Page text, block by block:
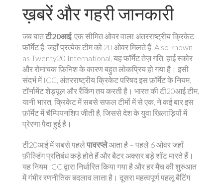
ख़बरें और गहरी जानकारी
जब बातटी20आई, एक सीमित ओवर वाला अंतरराष्ट्रीय क्रिकेट
फॉर्मेट है, जहाँ प्रत्येक टीम को 20 ओवर मिलते हैं. Also known
as Twenty20 International, यह फॉर्मेट तेज़ गति, हाई स्कोर
और रोमांचक फ़िनिश के कारण बहुत लोकप्रिय हो गया है। इसी
संदर्भ में ICC, अंतरराष्ट्रीय क्रिकेट परिषदइस फ़ॉर्मेट के नियम,
टॉर्नामेंट शेड्यूल और रैंकिंग तय करती है । भारत की टी20आई टीम,
यानीभारत, क्रिकेट में सबसे सफल टीमों में से एक, ने कई बार इस
फ़ॉर्मेट में चैम्पियनशिप जीती है, जिससे देश के युवा खिलाड़ियों में
प्रेरणा पैदा हुई है।
टी20आई में सबसे पहलेपावरप्लेआता है – पहले 6 ओवर जहाँ
फ़ील्डिंग प्रतिबंध कड़े होते हैं और बैटर अक्सर बड़े शॉट मारते हैं।
यह नियम ICC द्वारा निर्धारितकिया गया है और हर मैच की शुरुआत
में गंभीर रणनीतिक बदलाव लाता है। दूसरा महत्वपूर्ण पहलू बैटिंग